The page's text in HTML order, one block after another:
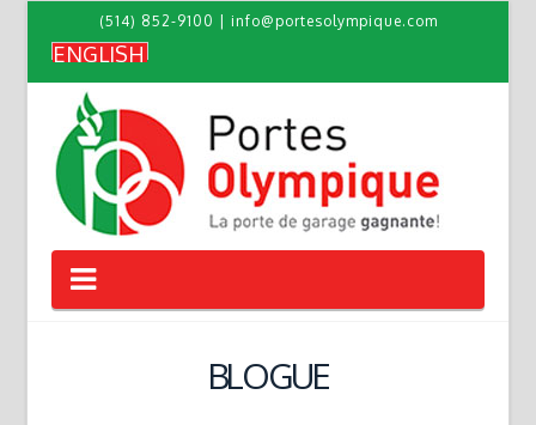
(514) 852-9100 info@portesolympique.com
ENGLISH
Navigation
BLOGUE